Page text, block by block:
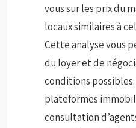
vous sur les prix du
locaux similaires à
Cette analyse vous
du loyer et de
conditions
plateformes
consultation